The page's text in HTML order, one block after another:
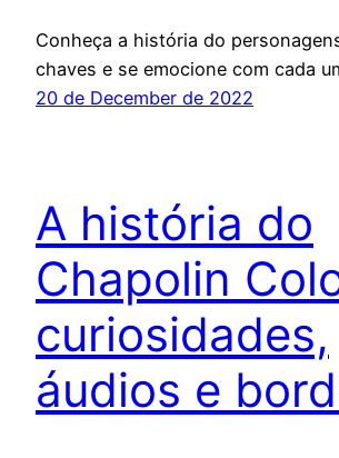
Conheça a história do
chaves e se emocione com cada
20 de December de 2022
A história do
Chapolin
curiosidades,
áudios e